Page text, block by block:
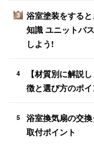
3
浴室塗装をする
知識 ユニットバ
しよう!
4
【材質別に解説
徴と選び方のポイ
5
浴室換気扇の交
取付ポイント